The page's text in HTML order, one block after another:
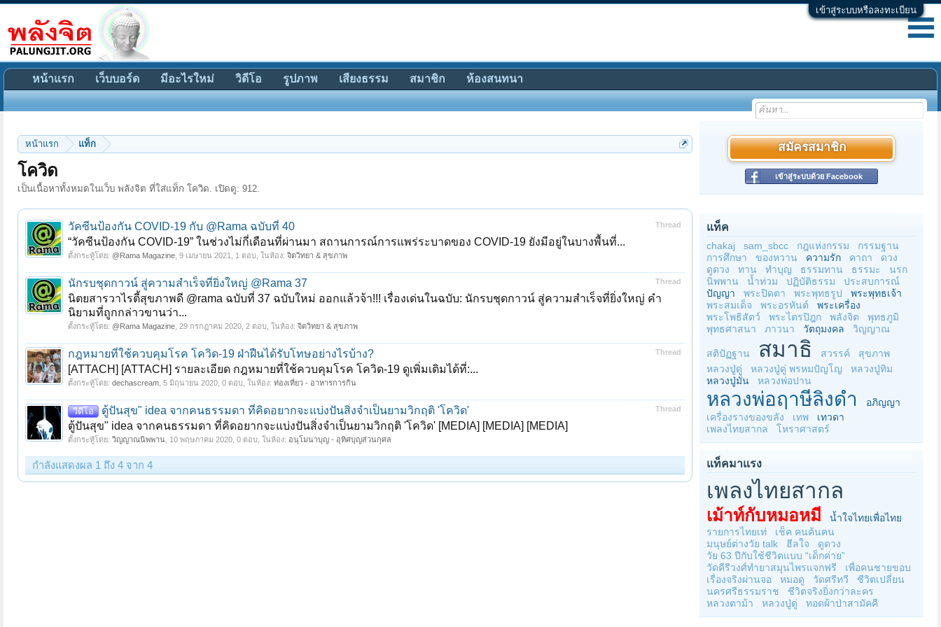
เข้าสู่ระบบหรือลงทะเบียน
หน้าแรก แท็ก
โควิด
เป็นเนื้อหาทั้งหมดในเว็บ พลังจิต ที่ใส่แท็ก โควิด. เปิดดู: 912.
Thread
วัคซีนป้องกัน COVID-19 กับ @Rama ฉบับที่ 40
“วัคซีนป้องกัน COVID-19” ในช่วงไม่กี่เดือนที่ผ่านมา สถานการณ์การแพร่ระบาดของ COVID-19 ยังมีอยู่ในบางพื้นที่...
ตั้งกระทู้โดย: @Rama Magazine 9 เมษายน 2021 , 1 ตอบ, ในห้อง: จิตวิทยา & สุขภาพ
Thread
นักรบชุดกาวน์ สู่ความสำเร็จที่ยิ่งใหญ่ @Rama 37
นิตยสารวาไรตี้สุขภาพดี @rama ฉบับที่ 37 ฉบับใหม่ ออกแล้วจ้า!!! เรื่องเด่นในฉบับ: นักรบชุดกาวน์ สู่ความสำเร็จที่ยิ่งใหญ่ คำ
นิยามที่ถูกกล่าวขานว่า...
ตั้งกระทู้โดย: @Rama Magazine 29 กรกฎาคม 2020 , 2 ตอบ, ในห้อง: จิตวิทยา & สุขภาพ
Thread
กฎหมายที่ใช้ควบคุมโรค โควิด-19 ฝ่าฝืนได้รับโทษอย่างไรบ้าง?
[ATTACH] [ATTACH] รายละเอียด กฎหมายที่ใช้ควบคุมโรค โควิด-19 ดูเพิ่มเติมได้ที่:...
ตั้งกระทู้โดย: dechascream 5 มิถุนายน 2020 , 0 ตอบ, ในห้อง: ท่องเที่ยว - อาหารการกิน
Thread
วีดีโอ
ตู้ปันสุข" idea จากคนธรรมดา ที่คิดอยากจะแบ่งปันสิ่งจำเป็นยามวิกฤติ 'โควิด'
ตู้ปันสุข" idea จากคนธรรมดา ที่คิดอยากจะแบ่งปันสิ่งจำเป็นยามวิกฤติ 'โควิด' [MEDIA] [MEDIA] [MEDIA]
ตั้งกระทู้โดย: วิญญาณนิพพาน 10 พฤษภาคม 2020 , 0 ตอบ, ในห้อง: อนุโมนาบุญ - อุทิศบุญส่วนกุศล
กำลังแสดงผล 1 ถึง 4 จาก 4
สมัครสมาชิก
เข้าสู่ระบบด้วย Facebook
แท็ค
chakaj sam_sbcc กฎแห่งกรรม
กรรมฐาน
การศึกษา
ของหวาน ความรัก คาถา
ดวง
ดูดวง
ทาน ทำบุญ ธรรมทาน ธรรมะ
นรก
นิพพาน
น้ำท่วม ปฏิบัติธรรม
ประสบการณ์
ปัญญา
พระปิดตา พระพุทธรูป
พระพุทธเจ้า
พระสมเด็จ
พระอรหันต์
พระเครื่อง
พระโพธิสัตว์
พระไตรปิฎก พลังจิต
พุทธภูมิ
พุทธศาสนา
ภาวนา วัตถุมงคล วิญญาณ
สติปัฏฐาน สมาธิ สวรรค์
สุขภาพ
หลวงปู่ดู่
หลวงปู่ดู่ พรหมปัญโญ
หลวงปู่ทิม
หลวงปู่มั่น
หลวงพ่อปาน
หลวงพ่อฤาษีลิงดำ
อภิญญา
เครื่องรางของขลัง
เทพ
เทวดา
เพลงไทยสากล
โหราศาสตร์
แท็คมาแรง
เพลงไทยสากล
เม้าท์กับหมอหมี
น้ำใจไทยเพื่อไทย
รายการไทยเท่
เช็ค คนค้นฅน
มนุษย์ต่างวัย talk
ฮีลใจ
ดูดวง
วัย 63 ปีกับใช้ชีวิตแบบ “เด็กค่าย”
วัดคีรีวงศ์ทำยาสมุนไพรแจกฟรี
เพื่อคนชายขอบ
เรื่องจริงผ่านจอ
หมอดู วัดศรีทวี
ชีวิตเปลี่ยน
นครศรีธรรมราช
ชีวิตจริงยิ่งกว่าละคร
หลวงตาม้า
หลวงปู่ดู่ ทอดผ้าป่าสามัคคี
หน้าแรก เว็บบอร์ด มีอะไรใหม่ วิดีโอ รูปภาพ เสียงธรรม สมาชิก ห้องสนทนา